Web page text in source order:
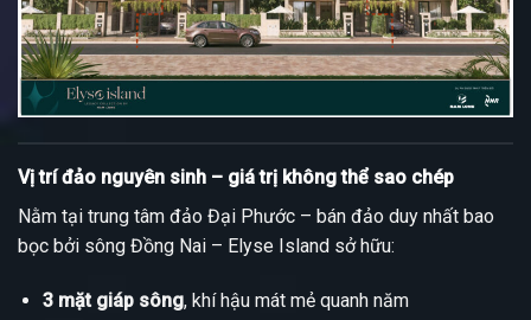
Vị trí đảo nguyên sinh – giá trị không thể sao chép
Nằm tại trung tâm đảo Đại Phước – bán đảo duy nhất bao
bọc bởi sông Đồng Nai – Elyse Island sở hữu:
3 mặt giáp sông, khí hậu mát mẻ quanh năm